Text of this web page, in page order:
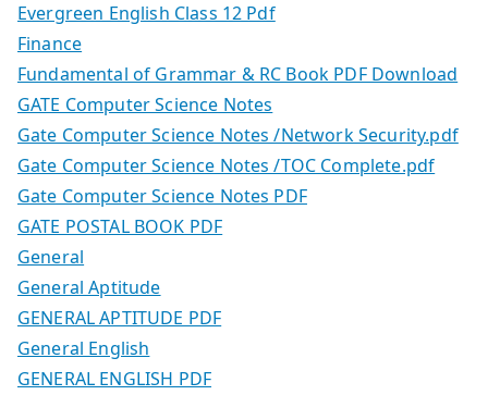
Evergreen English Class 12 Pdf
Finance
Fundamental of Grammar & RC Book PDF Download
GATE Computer Science Notes
Gate Computer Science Notes /Network Security.pdf
Gate Computer Science Notes /TOC Complete.pdf
Gate Computer Science Notes PDF
GATE POSTAL BOOK PDF
General
General Aptitude
GENERAL APTITUDE PDF
General English
GENERAL ENGLISH PDF